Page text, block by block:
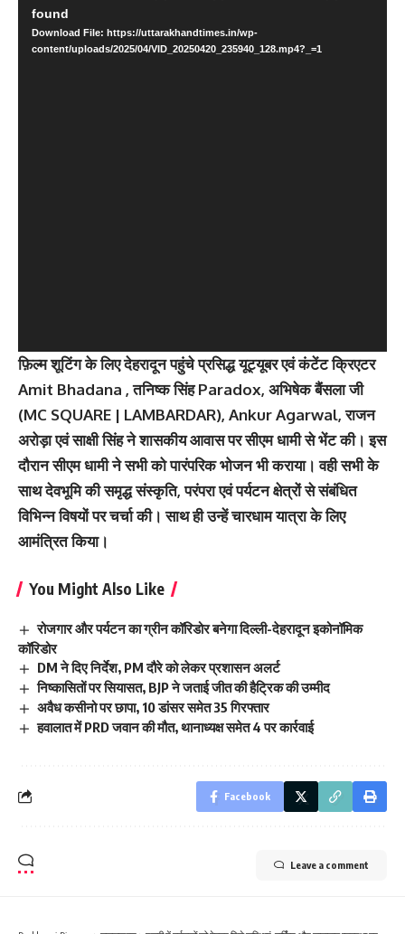
Player
found
Download File: https://uttarakhandtimes.in/wp-
content/uploads/2025/04/VID_20250420_235940_128.mp4?_=1
फ़िल्म शूटिंग के लिए देहरादून पहुंचे प्रसिद्ध यूट्यूबर एवं कंटेंट क्रिएटर
Amit Bhadana , तनिष्क सिंह Paradox, अभिषेक बैंसला जी
(MC SQUARE | LAMBARDAR), Ankur Agarwal, राजन
अरोड़ा एवं साक्षी सिंह ने शासकीय आवास पर सीएम धामी से भेंट की। इस
दौरान सीएम धामी ने सभी को पारंपरिक भोजन भी कराया। वही सभी के
साथ देवभूमि की समृद्ध संस्कृति, परंपरा एवं पर्यटन क्षेत्रों से संबंधित
विभिन्न विषयों पर चर्चा की। साथ ही उन्हें चारधाम यात्रा के लिए
आमंत्रित किया।
You Might Also Like
रोजगार और पर्यटन का ग्रीन कॉरिडोर बनेगा दिल्ली-देहरादून इकोनॉमिक
कॉरिडोर
DM ने दिए निर्देश, PM दौरे को लेकर प्रशासन अलर्ट
निष्कासितों पर सियासत, BJP ने जताई जीत की हैट्रिक की उम्मीद
अवैध कसीनो पर छापा, 10 डांसर समेत 35 गिरफ्तार
हवालात में PRD जवान की मौत, थानाध्यक्ष समेत 4 पर कार्रवाई
Facebook
Leave a comment